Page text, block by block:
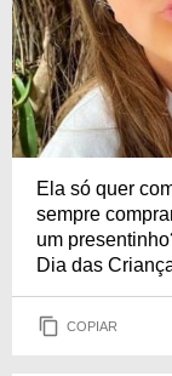
Ela só quer
sempre
um
Dia das
COPIAR